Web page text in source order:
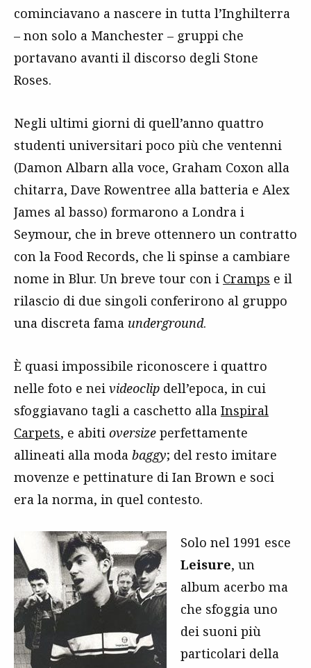
cominciavano a nascere in tutta l’Inghilterra
– non solo a Manchester – gruppi che
portavano avanti il discorso degli Stone
Roses.
Negli ultimi giorni di quell’anno quattro
studenti universitari poco più che ventenni
(Damon Albarn alla voce, Graham Coxon alla
chitarra, Dave Rowentree alla batteria e Alex
James al basso) formarono a Londra i
Seymour, che in breve ottennero un contratto
con la Food Records, che li spinse a cambiare
nome in Blur. Un breve tour con i Cramps e il
rilascio di due singoli conferirono al gruppo
una discreta fama underground.
È quasi impossibile riconoscere i quattro
nelle foto e nei videoclip dell’epoca, in cui
sfoggiavano tagli a caschetto alla Inspiral
Carpets, e abiti oversize perfettamente
allineati alla moda baggy; del resto imitare
movenze e pettinature di Ian Brown e soci
era la norma, in quel contesto.
Solo nel 1991 esce
Leisure, un
album acerbo ma
che sfoggia uno
dei suoni più
particolari della